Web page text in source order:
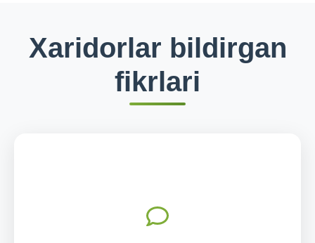
Xaridorlar bildirgan
fikrlari